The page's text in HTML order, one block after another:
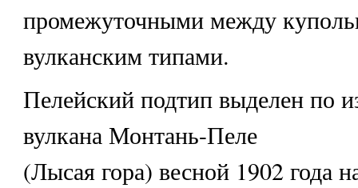
промежуточными между
вулканским типами.
Пелейский подтип выделен по
вулкана Монтань-Пеле
(Лысая гора) весной 1902 года